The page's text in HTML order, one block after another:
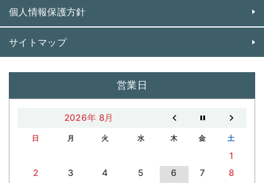
個人情報保護方針
サイトマップ
営業日
2026年 8月
日 月 火 水 木 金 土
1
2
3 4 5 6 7
8